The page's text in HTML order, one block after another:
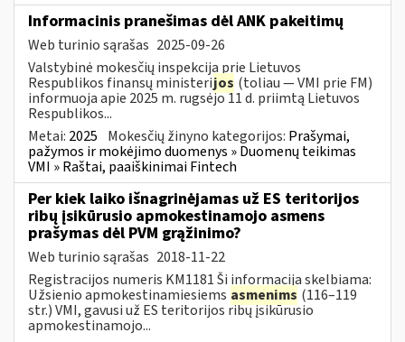
Informacinis pranešimas dėl ANK pakeitimų
Web turinio sąrašas 2025-09-26
Valstybinė mokesčių inspekcija prie Lietuvos
Respublikos finansų ministerijos (toliau — VMI prie FM)
informuoja apie 2025 m. rugsėjo 11 d. priimtą Lietuvos
Respublikos...
Metai: 2025 Mokesčių žinyno kategorijos: Prašymai,
pažymos ir mokėjimo duomenys » Duomenų teikimas
VMI » Raštai, paaiškinimai Fintech
Per kiek laiko išnagrinėjamas už ES teritorijos
ribų įsikūrusio apmokestinamojo asmens
prašymas dėl PVM grąžinimo?
Web turinio sąrašas 2018-11-22
Registracijos numeris KM1181 Ši informacija skelbiama:
Užsienio apmokestinamiesiems asmenims (116–119
str.) VMI, gavusi už ES teritorijos ribų įsikūrusio
apmokestinamojo...